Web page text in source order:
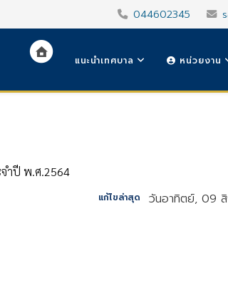
044602345
แนะนำเทศบาล หน่วยงาน
ำปี พ.ศ.2564
แก้ไขล่าสุด วันอาทิตย์, 09